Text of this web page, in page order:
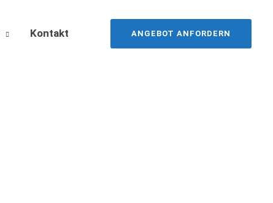
Kontakt ANGEBOT ANFORDERN